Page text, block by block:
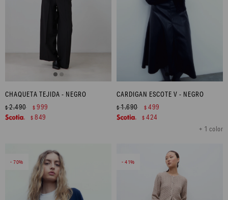
CHAQUETA TEJIDA - NEGRO
$2.490 $ 999
$ 849
CARDIGAN ESCOTE V - NEGRO
+ 1 color
$1.690 $ 499
$ 424
70 41